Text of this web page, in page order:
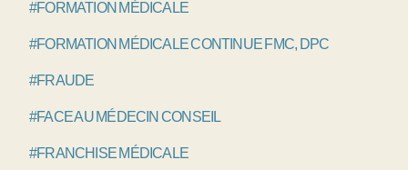
#FORMATION MÉDICALE
#FORMATION MÉDICALE CONTINUE FMC, DPC
#FRAUDE
#FACE AU MÉDECIN CONSEIL
#FRANCHISE MÉDICALE